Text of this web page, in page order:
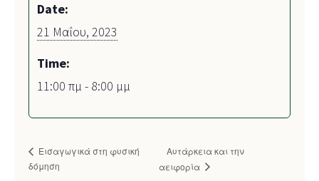
Date:
21 Μαΐου, 2023
Time:
11:00 πμ - 8:00 μμ
Εισαγωγικά στη φυσική
δόμηση
Αυτάρκεια και την
αειφορία